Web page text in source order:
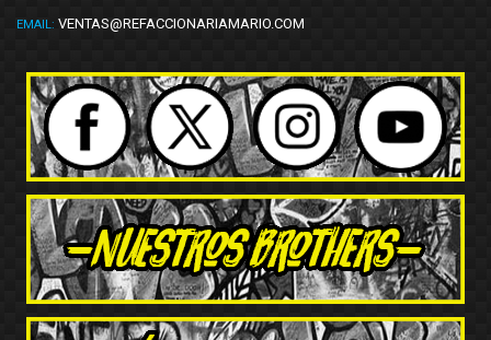
EMAIL: VENTAS@REFACCIONARIAMARIO.COM